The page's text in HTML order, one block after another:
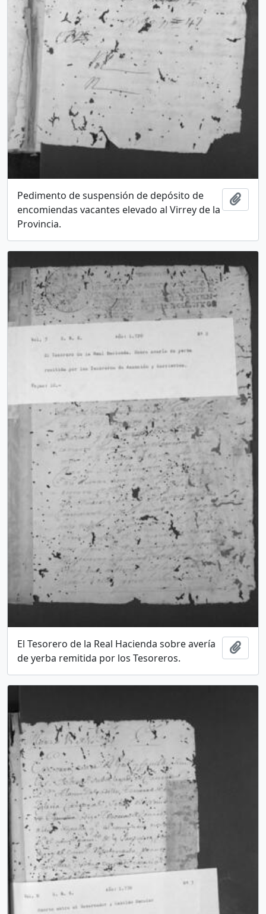
Pedimento de suspensión de depósito de
encomiendas vacantes elevado al Virrey de la
Provincia.
Add
El Tesorero de la Real Hacienda sobre avería
de yerba remitida por los Tesoreros.
Add